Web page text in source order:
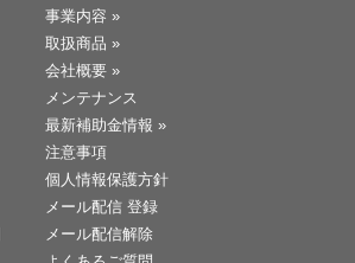
事業内容 »
取扱商品 »
会社概要 »
メンテナンス
最新補助金情報 »
注意事項
個人情報保護方針
メール配信 登録
メール配信解除